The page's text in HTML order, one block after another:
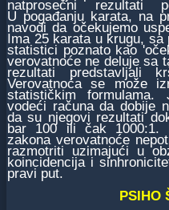
natprosečni rezultati
U pogađanju karata, na
navodi da očekujemo
Ima 25 karata u krugu,
statistici poznato kao
verovatnoće ne deluje sa
rezultati predstavljali
Verovatnoća se može
statističkim formulama.
vodeći računa da dobije
da su njegovi rezultati
bar 100 ili čak 1000:1.
zakona verovatnoće
razmotriti uzimajući u
koincidencija i
pravi put.
PSIHO